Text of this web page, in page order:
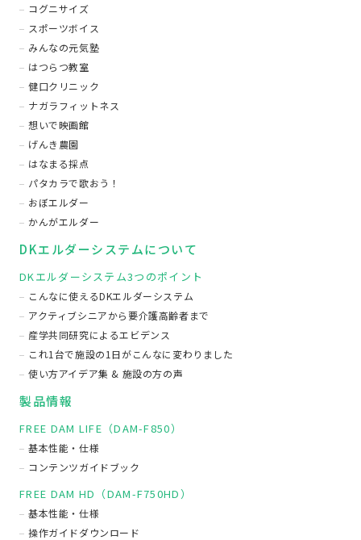
コグニサイズ
スポーツボイス
みんなの元気塾
はつらつ教室
健口クリニック
ナガラフィットネス
想いで映画館
げんき農園
はなまる採点
パタカラで歌おう！
おぼエルダー
かんがエルダー
DKエルダーシステムについて
DKエルダーシステム3つのポイント
こんなに使えるDKエルダーシステム
アクティブシニアから要介護高齢者まで
産学共同研究によるエビデンス
これ1台で施設の1日がこんなに変わりました
使い方アイデア集 & 施設の方の声
製品情報
FREE DAM LIFE（DAM-F850）
基本性能・仕様
コンテンツガイドブック
FREE DAM HD（DAM-F750HD）
基本性能・仕様
操作ガイドダウンロード